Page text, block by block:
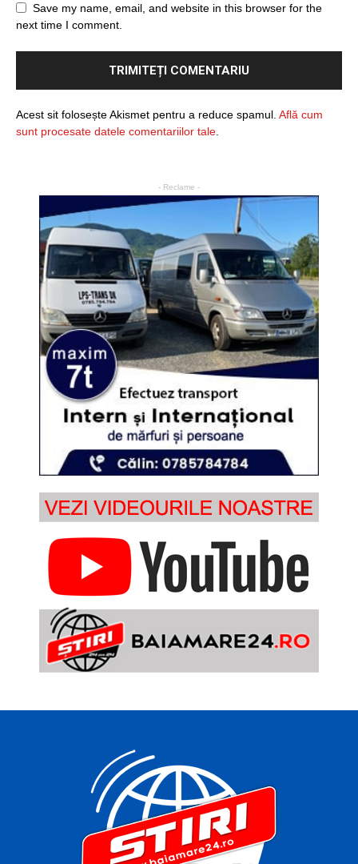
Save my name, email, and website in this browser for the
next time I comment.
Acest sit folosește Akismet pentru a reduce spamul. Află cum
sunt procesate datele comentariilor tale
- Reclame -